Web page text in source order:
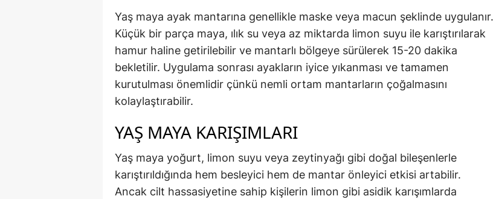
Yaş maya ayak mantarına genellikle maske veya macun şeklinde uygulanır.
Küçük bir parça maya, ılık su veya az miktarda limon suyu ile karıştırılarak
hamur haline getirilebilir ve mantarlı bölgeye sürülerek 15-20 dakika
bekletilir. Uygulama sonrası ayakların iyice yıkanması ve tamamen
kurutulması önemlidir çünkü nemli ortam mantarların çoğalmasını
kolaylaştırabilir.
YAŞ MAYA KARIŞIMLARI
Yaş maya yoğurt, limon suyu veya zeytinyağı gibi doğal bileşenlerle
karıştırıldığında hem besleyici hem de mantar önleyici etkisi artabilir.
Ancak cilt hassasiyetine sahip kişilerin limon gibi asidik karışımlarda